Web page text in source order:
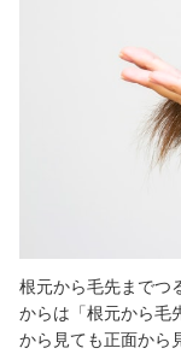
根元から毛先までつ
からは「根元から毛
から見ても正面から